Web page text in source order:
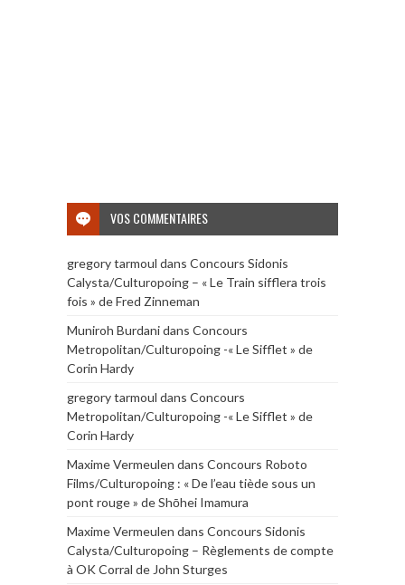
VOS COMMENTAIRES
gregory tarmoul dans Concours Sidonis
Calysta/Culturopoing – « Le Train sifflera trois
fois » de Fred Zinneman
Muniroh Burdanidans Concours
Metropolitan/Culturopoing -« Le Sifflet » de
Corin Hardy
gregory tarmoul dans Concours
Metropolitan/Culturopoing -« Le Sifflet » de
Corin Hardy
Maxime Vermeulen dans Concours Roboto
Films/Culturopoing : « De l’eau tiède sous un
pont rouge » de Shōhei Imamura
Maxime Vermeulen dans Concours Sidonis
Calysta/Culturopoing – Règlements de compte
à OK Corral de John Sturges